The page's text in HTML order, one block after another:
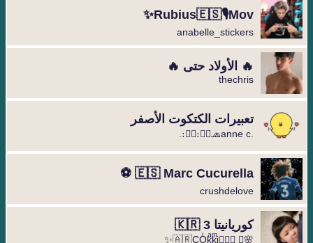
Rubius🇪🇸🎙️Mov✨
anabelle_stickers
🔥 الأولاد حتى 🔥
thechris
تعبيرات الكتكوت الأصفر
.։։⃟։։⃟🧢anne c.
🇪🇸 Marc Cucurella ⚽️
crushdelove
كوريانيتا 3 🇰🇷
🌸⃝ ❥⃢⃟🇦🇷COͥkͣkͫi✨